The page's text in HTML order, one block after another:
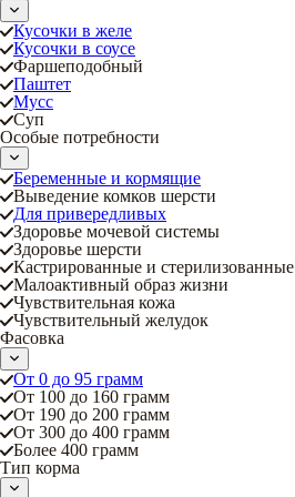
Кусочки в желе
Кусочки в соусе
Фаршеподобный
Паштет
Мусс
Суп
Особые потребности
Беременные и кормящие
Выведение комков шерсти
Для привередливых
Здоровье мочевой системы
Здоровье шерсти
Кастрированные и стерилизованные
Малоактивный образ жизни
Чувствительная кожа
Чувствительный желудок
Фасовка
От 0 до 95 грамм
От 100 до 160 грамм
От 190 до 200 грамм
От 300 до 400 грамм
Более 400 грамм
Тип корма